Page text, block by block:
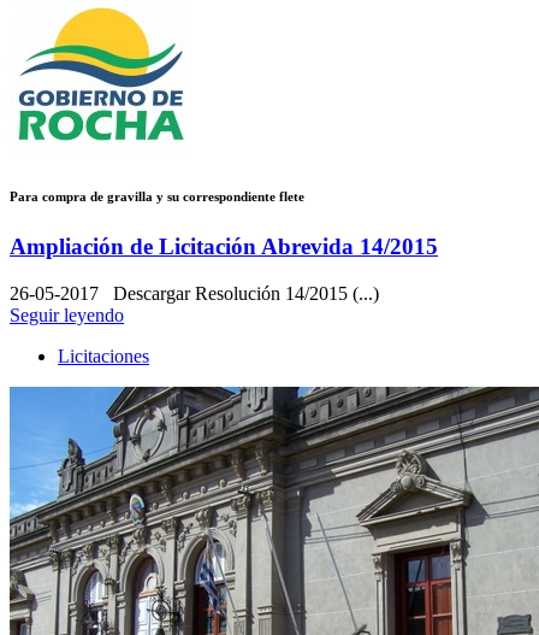
Para compra de gravilla y su correspondiente flete
Ampliación de Licitación Abrevida 14/2015
26-05-2017 Descargar Resolución 14/2015 (...)
Seguir leyendo
Licitaciones